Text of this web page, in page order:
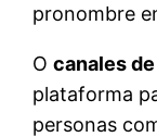
pronombre
Ocanales
plataforma
personas